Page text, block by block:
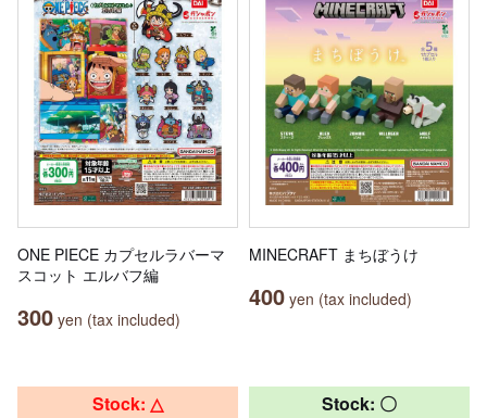
ONE PIECE カプセルラバーマ
スコット エルバフ編
300 yen (tax included)
MINECRAFT まちぼうけ
400 yen (tax included)
Stock: △ Stock: 〇